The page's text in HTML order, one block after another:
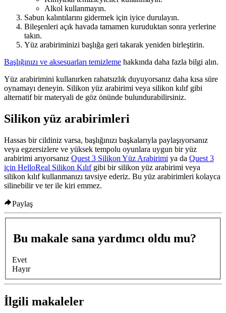
Alkol kullanmayın.
Sabun kalıntılarını gidermek için iyice durulayın.
Bileşenleri açık havada tamamen kuruduktan sonra yerlerine
takın.
Yüz arabiriminizi başlığa geri takarak yeniden birleştirin.
Başlığınızı ve aksesuarları temizleme hakkında daha fazla bilgi alın.
Yüz arabirimini kullanırken rahatsızlık duyuyorsanız daha kısa süre
oynamayı deneyin. Silikon yüz arabirimi veya silikon kılıf gibi
alternatif bir materyali de göz önünde bulundurabilirsiniz.
Silikon yüz arabirimleri
Hassas bir cildiniz varsa, başlığınızı başkalarıyla paylaşıyorsanız
veya egzersizlere ve yüksek tempolu oyunlara uygun bir yüz
arabirimi arıyorsanız Quest 3 Silikon Yüz Arabirimi ya da Quest 3
için HelloReal Silikon Kılıfgibi bir silikon yüz arabirimi veya
silikon kılıf kullanmanızı tavsiye ederiz. Bu yüz arabirimleri kolayca
silinebilir ve ter ile kiri emmez.
Paylaş
Bu makale sana yardımcı oldu mu?
Evet
Hayır
İlgili makaleler